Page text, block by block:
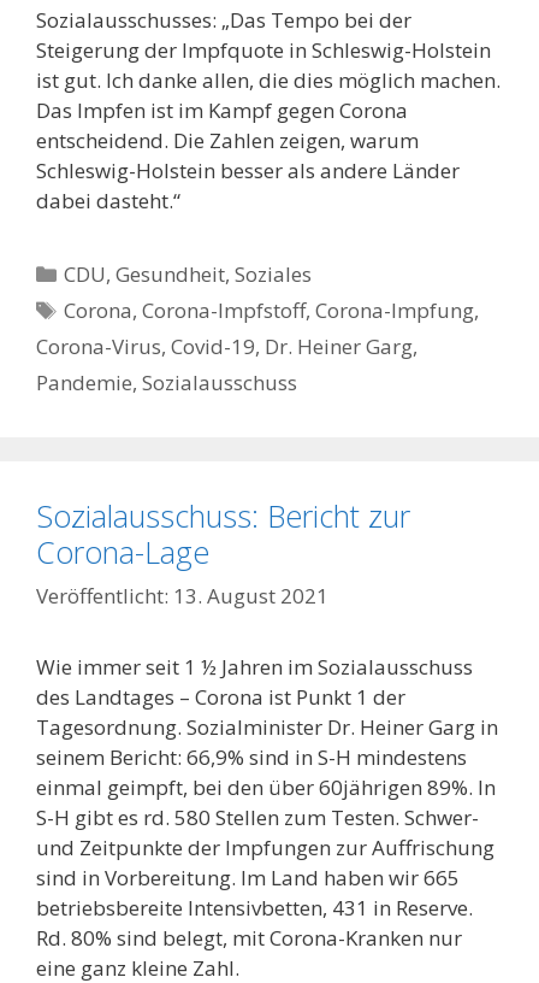
Sozialausschusses: „Das Tempo bei der
Steigerung der Impfquote in Schleswig-Holstein
ist gut. Ich danke allen, die dies möglich machen.
Das Impfen ist im Kampf gegen Corona
entscheidend. Die Zahlen zeigen, warum
Schleswig-Holstein besser als andere Länder
dabei dasteht.“
Kategorien
CDU,Gesundheit,Soziales
Schlagwörter
Corona,Corona-Impfstoff,Corona-Impfung,
Corona-Virus, Covid-19, Dr. Heiner Garg,
Pandemie, Sozialausschuss
Sozialausschuss: Bericht zur
Corona-Lage
13. August 2021
Wie immer seit 1 ½ Jahren im Sozialausschuss
des Landtages – Corona ist Punkt 1 der
Tagesordnung. Sozialminister Dr. Heiner Garg in
seinem Bericht: 66,9% sind in S-H mindestens
einmal geimpft, bei den über 60jährigen 89%. In
S-H gibt es rd. 580 Stellen zum Testen. Schwer-
und Zeitpunkte der Impfungen zur Auffrischung
sind in Vorbereitung. Im Land haben wir 665
betriebsbereite Intensivbetten, 431 in Reserve.
Rd. 80% sind belegt, mit Corona-Kranken nur
eine ganz kleine Zahl.